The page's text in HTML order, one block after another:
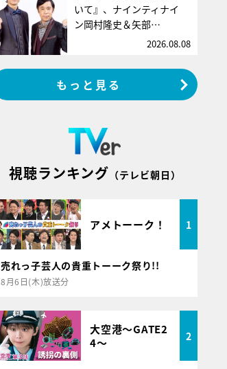
いて』、ナインティナイ
ン岡村隆史＆矢部…
2026.08.08
もっと見る
視聴ランキング （テレビ朝日）
アメトーーク！ 1
売れっ子芸人の貴重トーーク祭り!!
8月6日(木)放送分
大空港～GATE2
4～
2